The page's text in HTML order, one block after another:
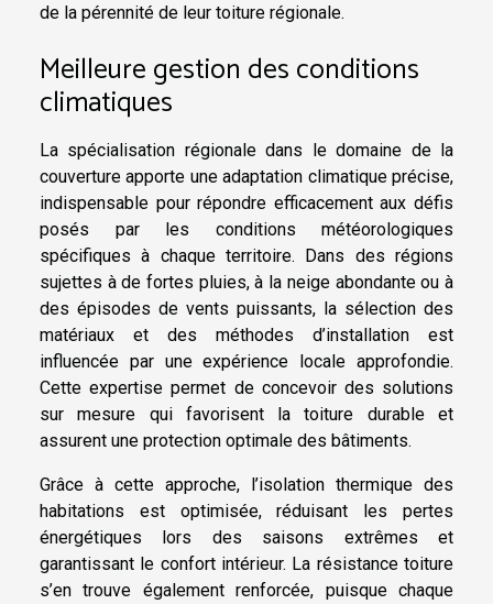
de la pérennité de leur toiture régionale.
Meilleure gestion des conditions
climatiques
La spécialisation régionale dans le domaine de la
couverture apporte une adaptation climatique précise,
indispensable pour répondre efficacement aux défis
posés par les conditions météorologiques
spécifiques à chaque territoire. Dans des régions
sujettes à de fortes pluies, à la neige abondante ou à
des épisodes de vents puissants, la sélection des
matériaux et des méthodes d’installation est
influencée par une expérience locale approfondie.
Cette expertise permet de concevoir des solutions
sur mesure qui favorisent la toiture durable et
assurent une protection optimale des bâtiments.
Grâce à cette approche, l’isolation thermique des
habitations est optimisée, réduisant les pertes
énergétiques lors des saisons extrêmes et
garantissant le confort intérieur. La résistance toiture
s’en trouve également renforcée, puisque chaque